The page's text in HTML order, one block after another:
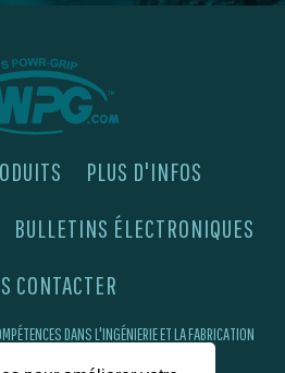
PLUS D'INFOS
BULLETINS ÉLECTRONIQUES
CONTACTER
DANS L'INGÉNIERIE ET LA FABRICATION